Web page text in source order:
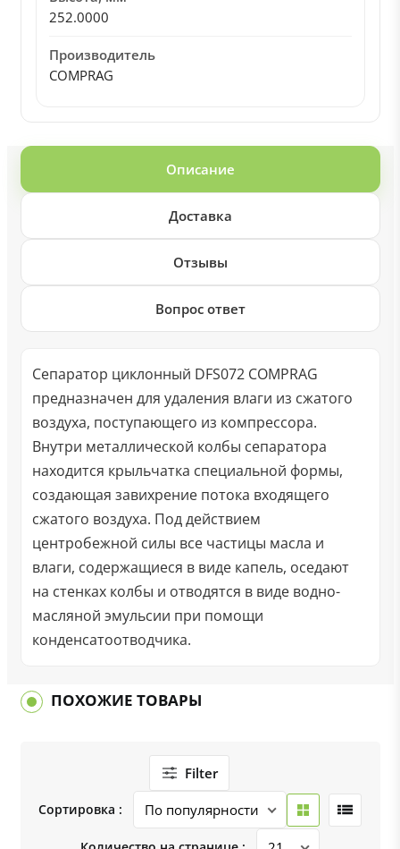
252.0000
Производитель
COMPRAG
Описание
Доставка
Отзывы
Вопрос ответ
Сепаратор циклонный DFS072 COMPRAG
предназначен для удаления влаги из сжатого
воздуха, поступающего из компрессора.
Внутри металлической колбы сепаратора
находится крыльчатка специальной формы,
создающая завихрение потока входящего
сжатого воздуха. Под действием
центробежной силы все частицы масла и
влаги, содержащиеся в виде капель, оседают
на стенках колбы и отводятся в виде водно-
масляной эмульсии при помощи
конденсатоотводчика.
ПОХОЖИЕ ТОВАРЫ
Filter
Сортировка :